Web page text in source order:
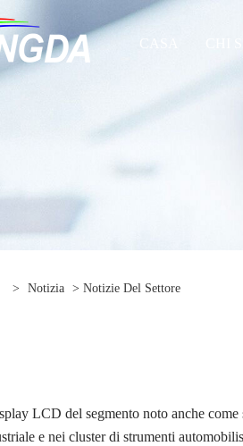
CHI
> Notizia > Notizie Del Settore
LCD del segmento noto anche
e nei cluster di strumenti